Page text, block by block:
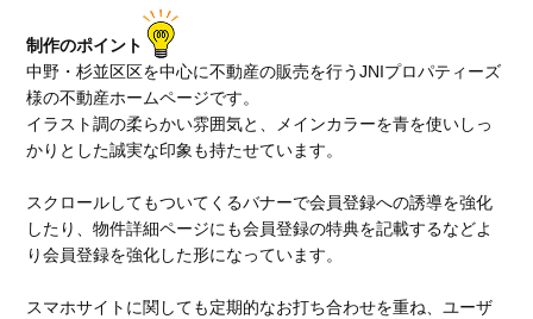
制作のポイント
中野・杉並区区を中心に不動産の販売を行うJNIプロパティーズ
様の不動産ホームページです。
イラスト調の柔らかい雰囲気と、メインカラーを青を使いしっ
かりとした誠実な印象も持たせています。
スクロールしてもついてくるバナーで会員登録への誘導を強化
したり、物件詳細ページにも会員登録の特典を記載するなどよ
り会員登録を強化した形になっています。
スマホサイトに関しても定期的なお打ち合わせを重ね、ユーザ